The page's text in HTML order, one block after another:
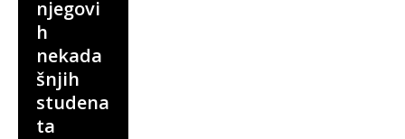
njegovi
h
nekada
šnjih
studena
ta